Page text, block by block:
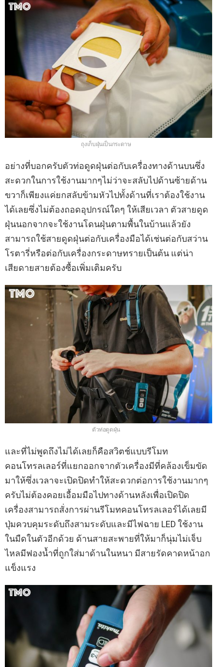
ถุงเก็บฝุ่นเป็นกระดาษ
อย่างที่บอกครับตัวท่อดูดฝุ่นต่อกับเครื่องทางด้านบนซึ่ง
สะดวกในการใช้งานมากๆไม่ว่าจะสลับไปด้านซ้ายด้าน
ขวาก็เพียงแค่ยกสลับข้ามหัวไปทั้งด้านที่เราต้องใช้งาน
ได้เลยซึ่งไม่ต้องถอดอุปกรณ์ใดๆ ให้เสียเวลา ตัวสายดูด
ฝุ่นนอกจากจะใช้งานโดนฝุ่นตามพื้นในบ้านแล้วยัง
สามารถใช้สายดูดฝุ่นต่อกับเครื่องมือได้เช่นต่อกับสว่าน
โรตารี่หรือต่อกับเครื่องกระดาษทรายเป็นต้น แต่น่า
เสียดายสายต้องซื้อเพิ่มเติมครับ
ตัวท่อดูดฝุ่น
และที่ไม่พูดถึงไม่ได้เลยก็คือสวิตช์แบบรีโมท
คอนโทรลเลอร์ที่แยกออกจากตัวเครื่องมีที่คล้องเข็มขัด
มาให้ซึ่งเวลาจะเปิดปิดทำให้สะดวกต่อการใช้งานมากๆ
ครับไม่ต้องคอยเอื้อมมือไปทางด้านหลังเพื่อเปิดปิด
เครื่องสามารถสั่งการผ่านรีโมทคอนโทรลเลอร์ได้เลยมี
ปุ่มควบคุมระดับถึงสามระดับและมีไฟฉาย LED ใช้งาน
ในมืดในตัวอีกด้วย ด้านสายสะพายที่ให้มาก็นุ่มไม่เจ็บ
ไหลมีฟองน้ำที่ถูกใส่มาด้านในหนา มีสายรัดคาดหน้าอก
แข็งแรง